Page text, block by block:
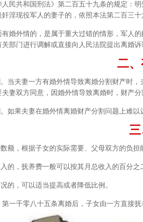
共和国刑法》第二百五十九条的规定：明
淫现役军人的妻子的，依照本法第二百三十
外情的，是属于重大过错的情形，军人的
部门进行调解或直接向人民法院提出离婚诉
二、有
夫妻一方有婚外情导致离婚分割财产时，
夫妻双方同意，因婚外情导致离婚时，财产
果夫妻在婚外情离婚财产分割问题上难以
三、
，根据子女的实际需要、父母双方的负担
，抚养费一般可以按其月总收入的百分之
，可以适当提高或者降低比例。
千零八十五条离婚后，子女由一方直接抚